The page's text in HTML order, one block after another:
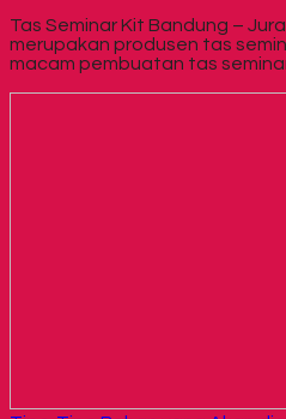
Tas Seminar Kit Bandung –
merupakan produsen tas
macam pembuatan tas